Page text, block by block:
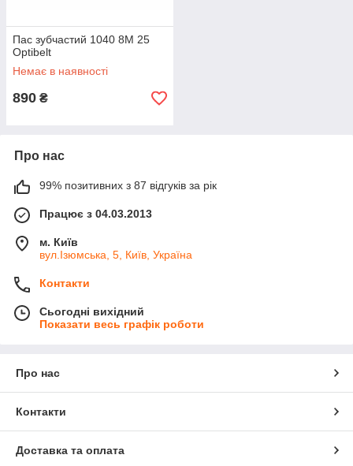
Пас зубчастий 1040 8M 25
Optibelt
Немає в наявності
890 ₴
Про нас
99% позитивних з 87 відгуків за рік
Працює з 04.03.2013
м. Київ
вул.Ізюмська, 5, Київ, Україна
Контакти
Сьогодні вихідний
Показати весь графік роботи
Про нас
Контакти
Доставка та оплата